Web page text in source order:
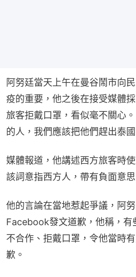
阿努廷當天上午在曼谷鬧市向
疫的重要，他之後在接受媒體
旅客拒戴口罩，看似毫不關心
的人，我們應該把他們趕出泰國
媒體報道，他講述西方旅客時
該詞意指西方人，帶有負面意思
他的言論在當地惹起爭議，阿
Facebook發文道歉，他稱，有
不合作、拒戴口罩，令他當時
歉。